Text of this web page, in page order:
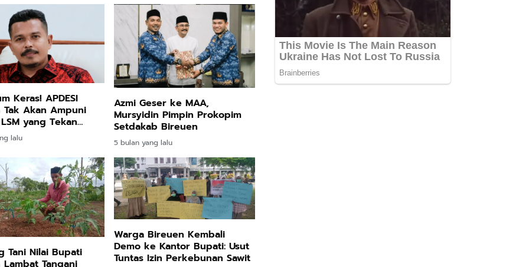
Keras! APDESI
Akan Ampuni
yang Tekan
lalu
Azmi Geser ke MAA,
Mursyidin Pimpin Prokopim
Setdakab Bireuen
5 bulan yang lalu
Tani Nilai Bupati
Tangani
Warga Bireuen Kembali
Demo ke Kantor Bupati: Usut
Tuntas Izin Perkebunan Sawit